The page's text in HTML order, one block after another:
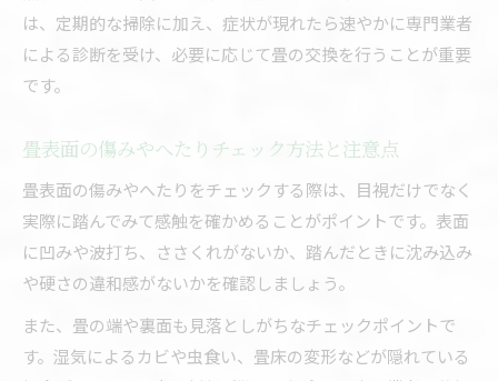
は、定期的な掃除に加え、症状が現れたら速やかに専門業者
による診断を受け、必要に応じて畳の交換を行うことが重要
です。
畳表面の傷みやへたりチェック方法と注意点
畳表面の傷みやへたりをチェックする際は、目視だけでなく
実際に踏んでみて感触を確かめることがポイントです。表面
に凹みや波打ち、ささくれがないか、踏んだときに沈み込み
や硬さの違和感がないかを確認しましょう。
また、畳の端や裏面も見落としがちなチェックポイントで
す。湿気によるカビや虫食い、畳床の変形などが隠れている